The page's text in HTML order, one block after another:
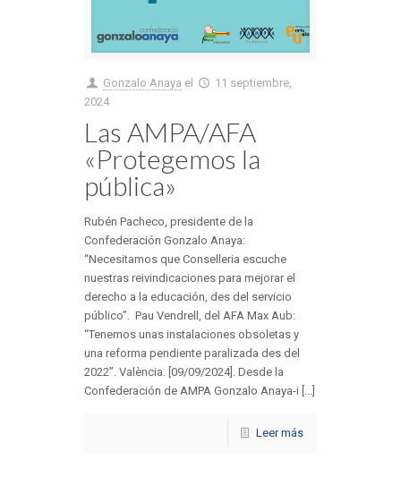
Gonzalo Anaya el
11 septiembre,
2024
Las AMPA/AFA
«Protegemos la
pública»
Rubén Pacheco, presidente de la
Confederación Gonzalo Anaya:
“Necesitamos que Conselleria escuche
nuestras reivindicaciones para mejorar el
derecho a la educación, des del servicio
público”. Pau Vendrell, del AFA Max Aub:
“Tenemos unas instalaciones obsoletas y
una reforma pendiente paralizada des del
2022”. València. [09/09/2024]. Desde la
Confederación de AMPA Gonzalo Anaya-i [...]
Leer más